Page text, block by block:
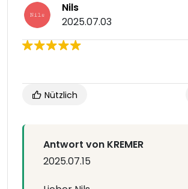
Nils
2025.07.03
Nützlich
Antwort von KREMER
2025.07.15